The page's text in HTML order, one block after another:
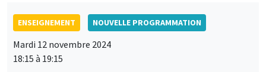
ENSEIGNEMENT NOUVELLE PROGRAMMATION
Mardi 12 novembre 2024
18:15 à 19:15